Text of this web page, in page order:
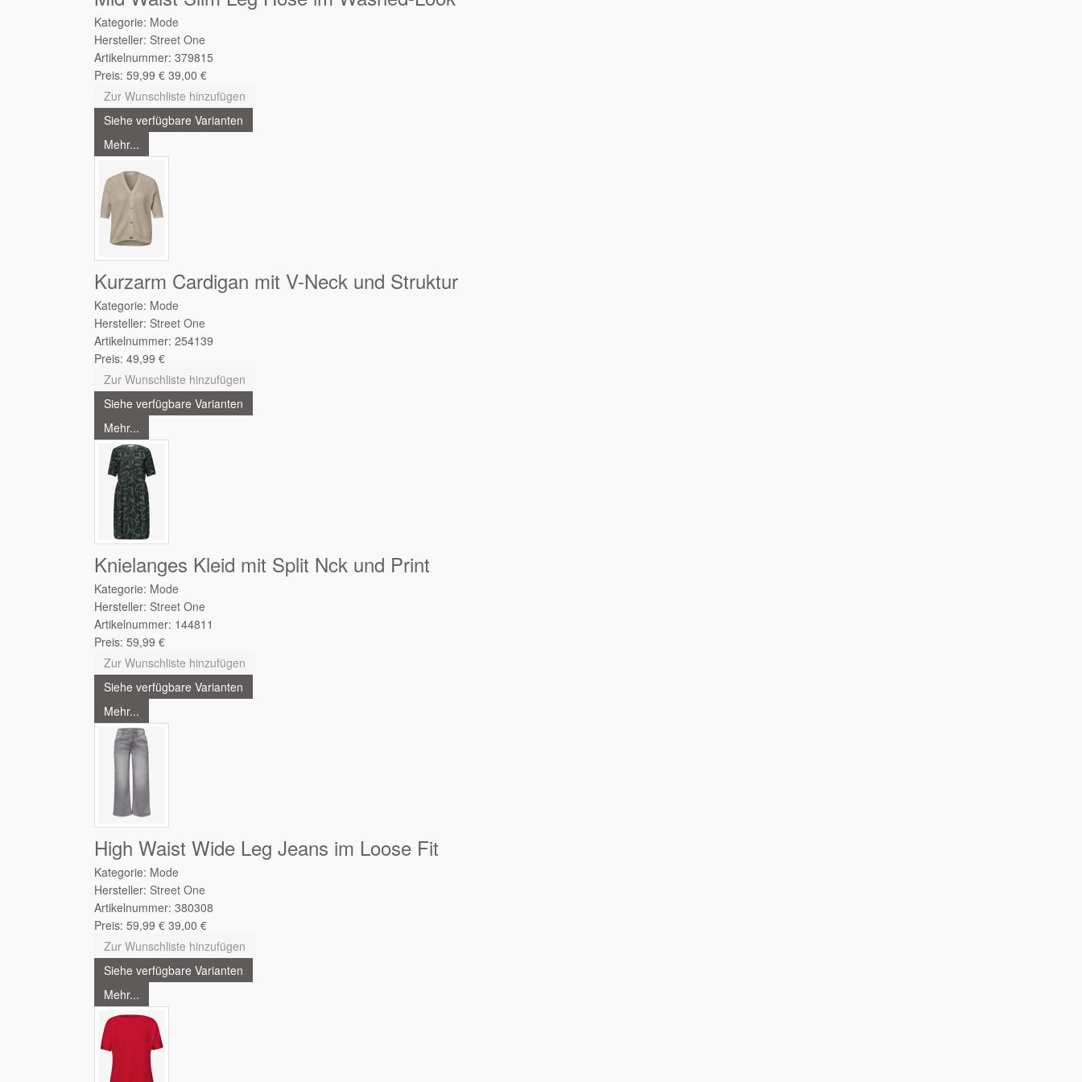
Kategorie: Mode
Hersteller: Street One
Artikelnummer: 379815
Preis: 59,99 € 39,00 €
Zur Wunschliste hinzufügen
Siehe verfügbare Varianten
Mehr...
Kurzarm Cardigan mit V-Neck und Struktur
Kategorie: Mode
Hersteller: Street One
Artikelnummer: 254139
Preis: 49,99 €
Zur Wunschliste hinzufügen
Siehe verfügbare Varianten
Mehr...
Knielanges Kleid mit Split Nck und Print
Kategorie: Mode
Hersteller: Street One
Artikelnummer: 144811
Preis: 59,99 €
Zur Wunschliste hinzufügen
Siehe verfügbare Varianten
Mehr...
High Waist Wide Leg Jeans im Loose Fit
Kategorie: Mode
Hersteller: Street One
Artikelnummer: 380308
Preis: 59,99 € 39,00 €
Zur Wunschliste hinzufügen
Siehe verfügbare Varianten
Mehr...